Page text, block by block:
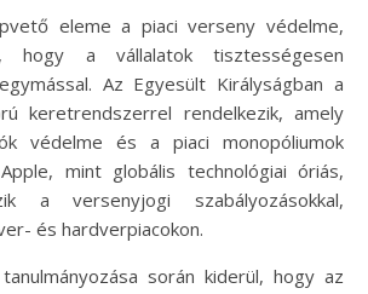
eleme a piaci verseny védelme,
hogy a vállalatok tisztességesen
Az Egyesült Királyságban a
keretrendszerrel rendelkezik, amely
védelme és a piaci monopóliumok
mint globális technológiai óriás,
a versenyjogi szabályozásokkal,
és hardverpiacokon.
során kiderül, hogy az